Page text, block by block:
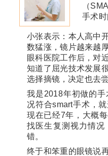
（
手术
小张表示：本人高中
数猛涨，镜片越来越
眼科医院工作后，对
知道了屈光技术发展
选择摘镜，决定也去尝
我是2018年初做的
况符合smart手术，
现在已经7年，大概
找医生复测视力情况
错。
终于和笨重的眼镜说